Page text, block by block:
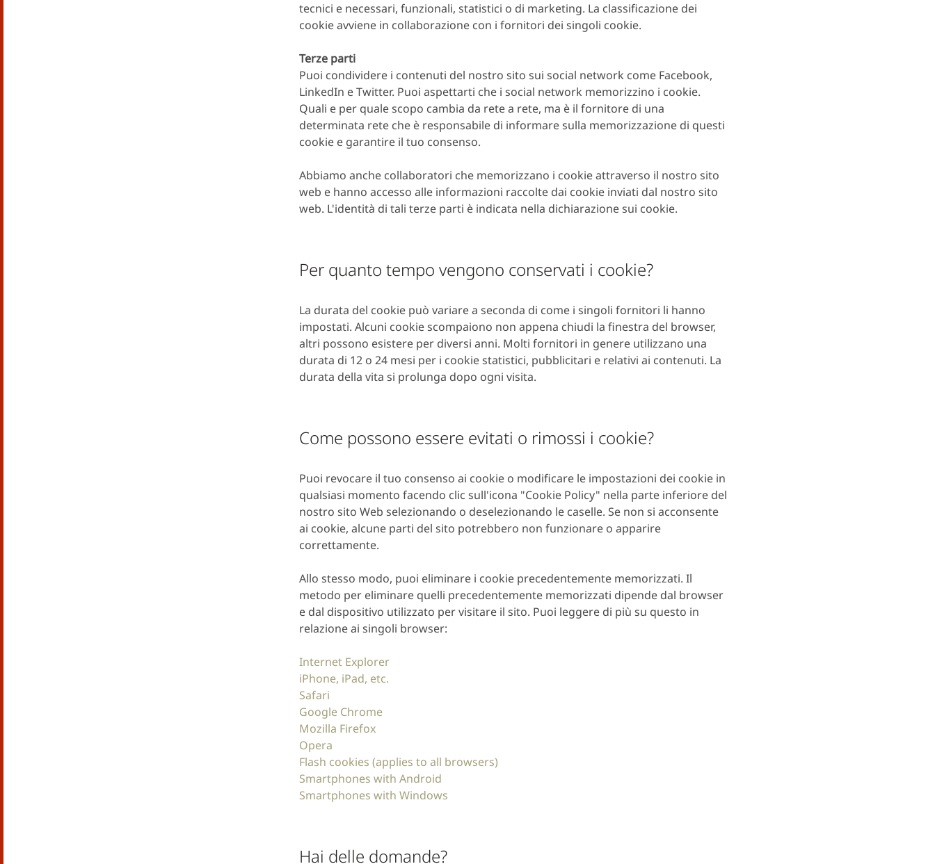
tecnici e necessari, funzionali, statistici o di marketing. La classificazione dei
cookie avviene in collaborazione con i fornitori dei singoli cookie.
Terze parti
Puoi condividere i contenuti del nostro sito sui social network come Facebook,
LinkedIn e Twitter. Puoi aspettarti che i social network memorizzino i cookie.
Quali e per quale scopo cambia da rete a rete, ma è il fornitore di una
determinata rete che è responsabile di informare sulla memorizzazione di questi
cookie e garantire il tuo consenso.
Abbiamo anche collaboratori che memorizzano i cookie attraverso il nostro sito
web e hanno accesso alle informazioni raccolte dai cookie inviati dal nostro sito
web. L'identità di tali terze parti è indicata nella dichiarazione sui cookie.
Per quanto tempo vengono conservati i cookie?
La durata del cookie può variare a seconda di come i singoli fornitori li hanno
impostati. Alcuni cookie scompaiono non appena chiudi la finestra del browser,
altri possono esistere per diversi anni. Molti fornitori in genere utilizzano una
durata di 12 o 24 mesi per i cookie statistici, pubblicitari e relativi ai contenuti. La
durata della vita si prolunga dopo ogni visita.
Come possono essere evitati o rimossi i cookie?
Puoi revocare il tuo consenso ai cookie o modificare le impostazioni dei cookie in
qualsiasi momento facendo clic sull'icona "Cookie Policy" nella parte inferiore del
nostro sito Web selezionando o deselezionando le caselle. Se non si acconsente
ai cookie, alcune parti del sito potrebbero non funzionare o apparire
correttamente.
Allo stesso modo, puoi eliminare i cookie precedentemente memorizzati. Il
metodo per eliminare quelli precedentemente memorizzati dipende dal browser
e dal dispositivo utilizzato per visitare il sito. Puoi leggere di più su questo in
relazione ai singoli browser:
Internet Explorer
iPhone, iPad, etc.
Safari
Google Chrome
Mozilla Firefox
Opera
Flash cookies (applies to all browsers)
Smartphones with Android
Smartphones with Windows
Hai delle domande?